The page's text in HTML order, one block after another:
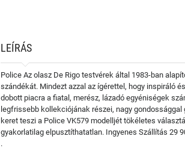
LEÍRÁS
Police Az olasz De Rigo testvérek által 1983-ban
szándékát. Mindezt azzal az ígérettel, hogy inspiráló
dobott piacra a fiatal, merész, lázadó egyéniségek
legfrissebb kollekciójának részei, nagy
keret teszi a Police VK579 modelljét tökéletes
gyakorlatilag elpusztíthatatlan. Ingyenes Szállítás 29
.